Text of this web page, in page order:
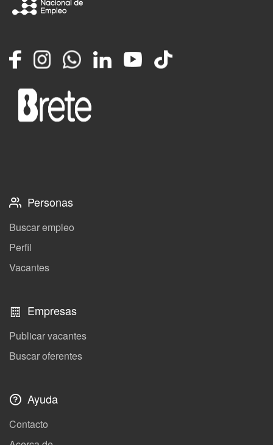
FacebookInstagramWhatsappLinkedInYouTube
TikTok
Personas
Buscar empleo
Perfil
Vacantes
Empresas
Publicar vacantes
Buscar oferentes
Ayuda
Contacto